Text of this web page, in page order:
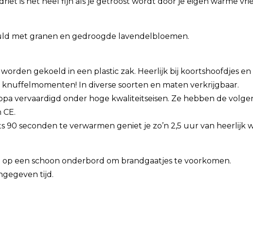
met granen en gedroogde lavendelbloemen.
gekoeld in een plastic zak. Heerlijk bij koortshoofdjes
In diverse soorten en maten verkrijgbaar.
vervaardigd onder hoge kwaliteitseisen. Ze hebben de
90 seconden te verwarmen geniet je zo’n 2,5 uur van heerlijk
een schoon onderbord om brandgaatjes te voorkomen.
tijd.